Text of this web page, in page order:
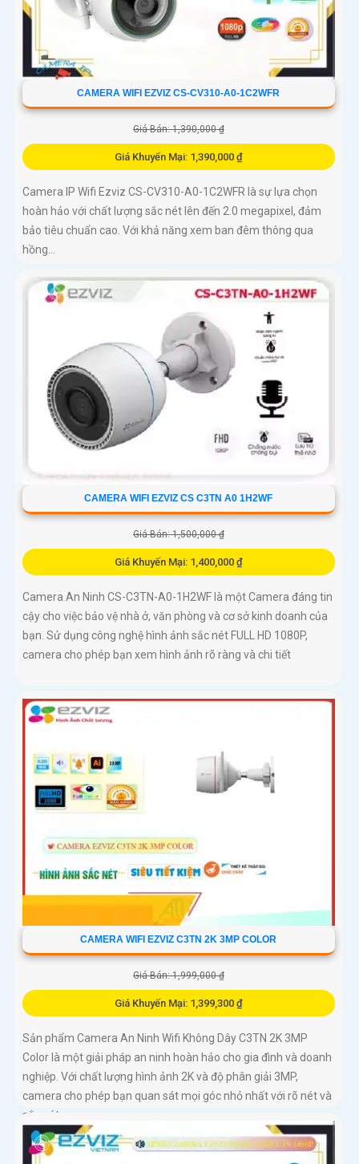
CAMERA WIFI EZVIZ CS-CV310-A0-1C2WFR
Giá Bán: 1,390,000 ₫
Giá Khuyến Mại: 1,390,000 ₫
Camera IP Wifi Ezviz CS-CV310-A0-1C2WFR là sự lựa chọn
hoàn hảo với chất lượng sắc nét lên đến 2.0 megapixel, đảm
bảo tiêu chuẩn cao. Với khả năng xem ban đêm thông qua
hồng...
CAMERA WIFI EZVIZ CS C3TN A0 1H2WF
Giá Bán: 1,500,000 ₫
Giá Khuyến Mại: 1,400,000 ₫
Camera An Ninh CS-C3TN-A0-1H2WF là một Camera đáng tin
cậy cho việc bảo vệ nhà ở, văn phòng và cơ sở kinh doanh của
bạn. Sử dụng công nghệ hình ảnh sắc nét FULL HD 1080P,
camera cho phép bạn xem hình ảnh rõ ràng và chi tiết
CAMERA WIFI EZVIZ C3TN 2K 3MP COLOR
Giá Bán: 1,999,000 ₫
Giá Khuyến Mại: 1,399,300 ₫
Sản phẩm Camera An Ninh Wifi Không Dây C3TN 2K 3MP
Color là một giải pháp an ninh hoàn hảo cho gia đình và doanh
nghiệp. Với chất lượng hình ảnh 2K và độ phân giải 3MP,
camera cho phép bạn quan sát mọi góc nhỏ nhất với rõ nét và
sắc nét